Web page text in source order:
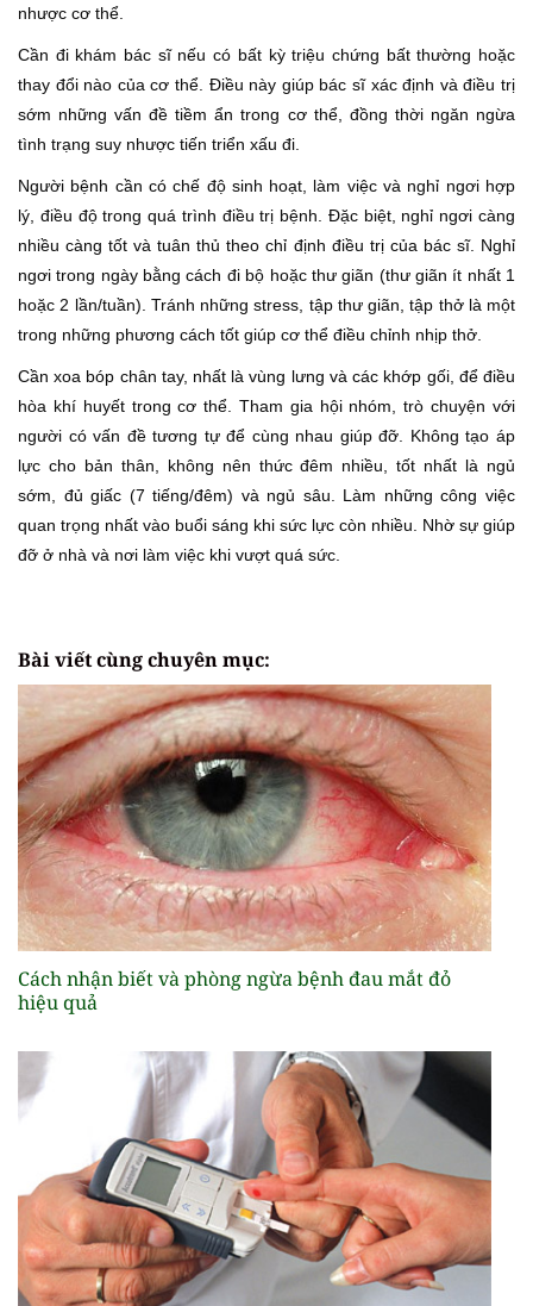
nhược cơ thể.
Cần đi khám bác sĩ nếu có bất kỳ triệu chứng bất thường hoặc
thay đổi nào của cơ thể. Điều này giúp bác sĩ xác định và điều trị
sớm những vấn đề tiềm ẩn trong cơ thể, đồng thời ngăn ngừa
tình trạng suy nhược tiến triển xấu đi.
Người bệnh cần có chế độ sinh hoạt, làm việc và nghỉ ngơi hợp
lý, điều độ trong quá trình điều trị bệnh. Đặc biệt, nghỉ ngơi càng
nhiều càng tốt và tuân thủ theo chỉ định điều trị của bác sĩ. Nghỉ
ngơi trong ngày bằng cách đi bộ hoặc thư giãn (thư giãn ít nhất 1
hoặc 2 lần/tuần). Tránh những stress, tập thư giãn, tập thở là một
trong những phương cách tốt giúp cơ thể điều chỉnh nhịp thở.
Cần xoa bóp chân tay, nhất là vùng lưng và các khớp gối, để điều
hòa khí huyết trong cơ thể. Tham gia hội nhóm, trò chuyện với
người có vấn đề tương tự để cùng nhau giúp đỡ. Không tạo áp
lực cho bản thân, không nên thức đêm nhiều, tốt nhất là ngủ
sớm, đủ giấc (7 tiếng/đêm) và ngủ sâu. Làm những công việc
quan trọng nhất vào buổi sáng khi sức lực còn nhiều. Nhờ sự giúp
đỡ ở nhà và nơi làm việc khi vượt quá sức.
Bài viết cùng chuyên mục:
Cách nhận biết và phòng ngừa bệnh đau mắt đỏ
hiệu quả